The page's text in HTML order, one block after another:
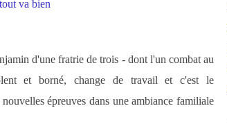
d'une fratrie de trois - dont l'un combat au
et borné, change de travail et c'est le
épreuves dans une ambiance familiale